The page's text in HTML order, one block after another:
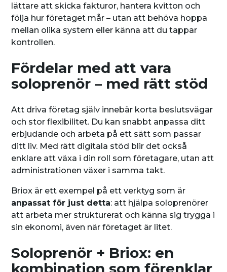
lättare att skicka fakturor, hantera kvitton och
följa hur företaget mår – utan att behöva hoppa
mellan olika system eller känna att du tappar
kontrollen.
Fördelar med att vara
soloprenör – med rätt stöd
Att driva företag själv innebär korta beslutsvägar
och stor flexibilitet. Du kan snabbt anpassa ditt
erbjudande och arbeta på ett sätt som passar
ditt liv. Med rätt digitala stöd blir det också
enklare att växa i din roll som företagare, utan att
administrationen växer i samma takt.
Briox är ett exempel på ett verktyg som är
anpassat för just detta: att hjälpa soloprenörer
att arbeta mer strukturerat och känna sig trygga i
sin ekonomi, även när företaget är litet.
Soloprenör + Briox: en